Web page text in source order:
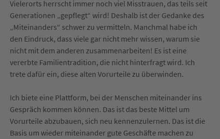
Vielerorts herrscht immer noch viel Misstrauen, das teils seit
Generationen „gepflegt“ wird! Deshalb ist der Gedanke des
„Miteinanders“ schwer zu vermitteln. Manchmal habe ich
den Eindruck, dass viele gar nicht mehr wissen, warum sie
nicht mit dem anderen zusammenarbeiten! Es ist eine
vererbte Familientradition, die nicht hinterfragt wird. Ich
trete dafür ein, diese alten Vorurteile zu überwinden.
Ich biete eine Plattform, bei der Menschen miteinander ins
Gespräch kommen können. Das ist das beste Mittel um
Vorurteile abzubauen, sich neu kennenzulernen. Das ist die
Basis um wieder miteinander gute Geschäfte machen zu